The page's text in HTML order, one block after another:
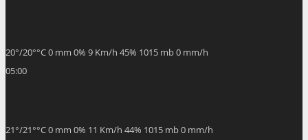
20°/20°°C0 mm 0% 9 Km/h 45% 1015 mb0 mm/h
05:00
21°/21°°C0 mm 0% 11 Km/h 44% 1015 mb0 mm/h